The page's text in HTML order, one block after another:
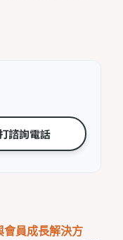
諮詢電話
員成長解決方